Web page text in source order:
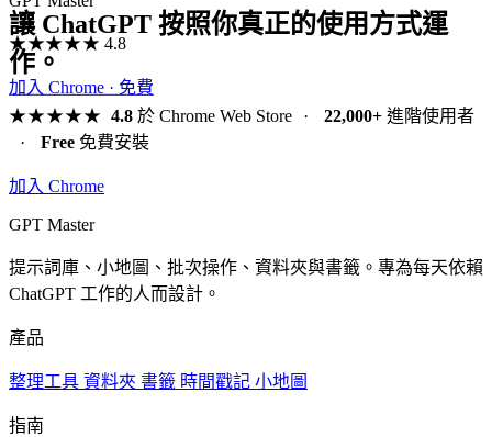
★★★★★ 4.8
加入 Chrome · 免費
讓 ChatGPT 按照你真正的使用方式運
作。
★★★★★ 4.8於 Chrome Web Store · 22,000+進階使用者
·
Free 免費安裝
加入 Chrome
GPT Master
提示詞庫、小地圖、批次操作、資料夾與書籤。專為每天依賴
ChatGPT 工作的人而設計。
產品
整理工具 資料夾 書籤 時間戳記 小地圖
指南